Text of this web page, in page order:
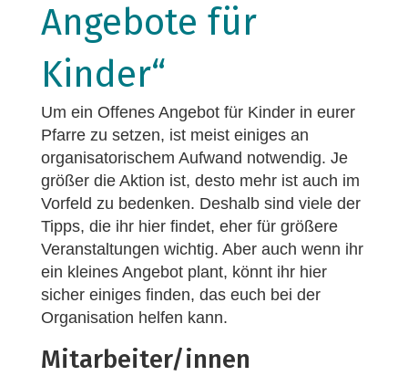
Angebote für
Kinder“
Um ein Offenes Angebot für Kinder in eurer
Pfarre zu setzen, ist meist einiges an
organisatorischem Aufwand notwendig. Je
größer die Aktion ist, desto mehr ist auch im
Vorfeld zu bedenken. Deshalb sind viele der
Tipps, die ihr hier findet, eher für größere
Veranstaltungen wichtig. Aber auch wenn ihr
ein kleines Angebot plant, könnt ihr hier
sicher einiges finden, das euch bei der
Organisation helfen kann.
Mitarbeiter/innen